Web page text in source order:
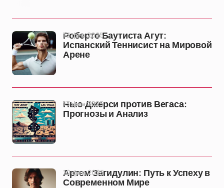
Роберто Баутиста Агут:
Испанский Теннисист на Мировой
Арене
13 фев 2025
Нью-Джерси против Вегаса:
Прогнозы и Анализ
13 фев 2025
Артем Загидулин: Путь к Успеху в
Современном Мире
10 фев 2025